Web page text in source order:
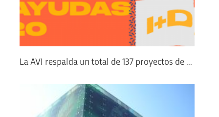
La AVI respalda un total de 137 proyectos de ...